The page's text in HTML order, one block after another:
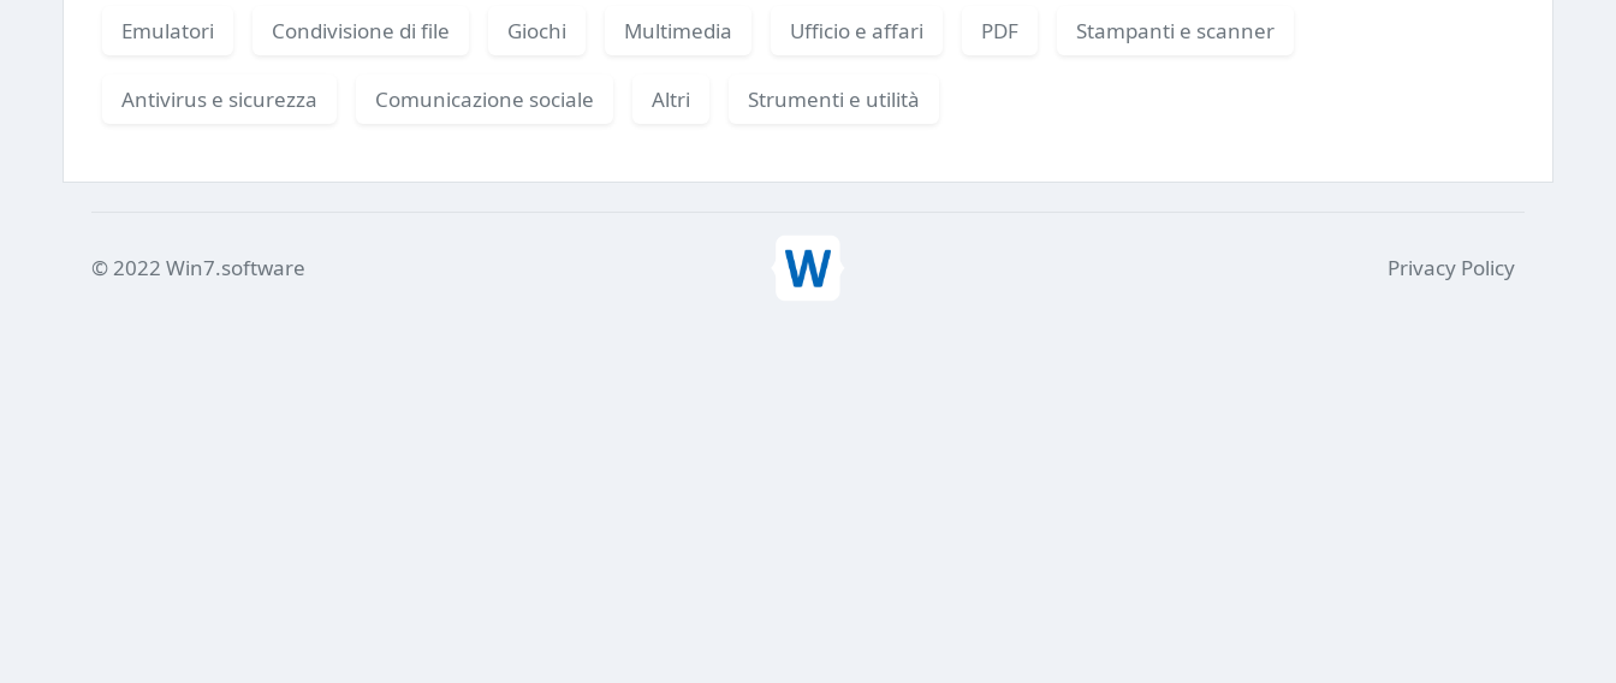
Emulatori Condivisione di file Giochi Multimedia Ufficio e affari PDF Stampanti e scanner
Antivirus e sicurezza Comunicazione sociale Altri Strumenti e utilità
© 2022 Win7.software Privacy Policy